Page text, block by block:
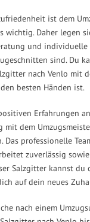
ist dem
wichtig. Daher legen
und individuelle
sind. Du
nach Venlo mit
besten Händen ist.
Erfahrungen
mit dem
Das professionelle
zuverlässig
Salzgitter kannst du
auf dein neues
nach einem